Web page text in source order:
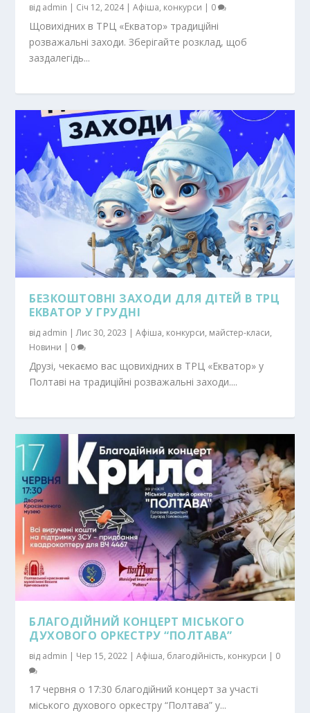
від admin | Січ 12, 2024|Афіша, конкурси | 0
Щовихідних в ТРЦ «Екватор» традиційні
розважальні заходи. Зберігайте розклад, щоб
заздалегідь...
БЕЗКОШТОВНІ ЗАХОДИ ДЛЯ ДІТЕЙ В ТРЦ
ЕКВАТОР У ГРУДНІ
від admin |Лис 30, 2023 |Афіша, конкурси, майстер-класи,
Новини | 0
Друзі, чекаємо вас щовихідних в ТРЦ «Екватор» у
Полтаві на традиційні розважальні заходи....
БЛАГОДІЙНИЙ КОНЦЕРТ МІСЬКОГО
ДУХОВОГО ОРКЕСТРУ “ПОЛТАВА”
від admin | Чер 15, 2022 |Афіша, благодійність, конкурси | 0
17 червня о 17:30 благодійний концерт за участі
міського духового оркестру “Полтава” у...